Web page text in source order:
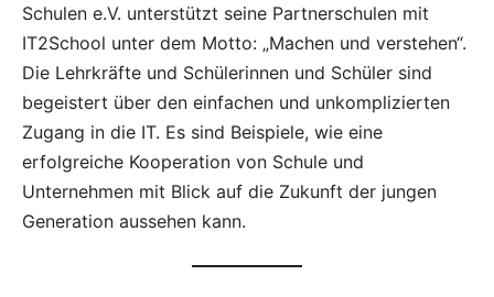
Schulen e.V. unterstützt seine Partnerschulen mit
IT2School unter dem Motto: „Machen und verstehen“.
Die Lehrkräfte und Schülerinnen und Schüler sind
begeistert über den einfachen und unkomplizierten
Zugang in die IT. Es sind Beispiele, wie eine
erfolgreiche Kooperation von Schule und
Unternehmen mit Blick auf die Zukunft der jungen
Generation aussehen kann.